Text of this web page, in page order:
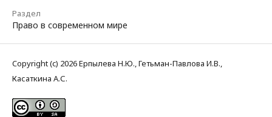
Раздел
Право в современном мире
Copyright (c) 2026 Ерпылева Н.Ю., Гетьман-Павлова И.В.,
Касаткина А.С.